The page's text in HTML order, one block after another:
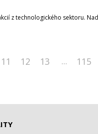
z technologického sektoru.
11 12 13 ... 115